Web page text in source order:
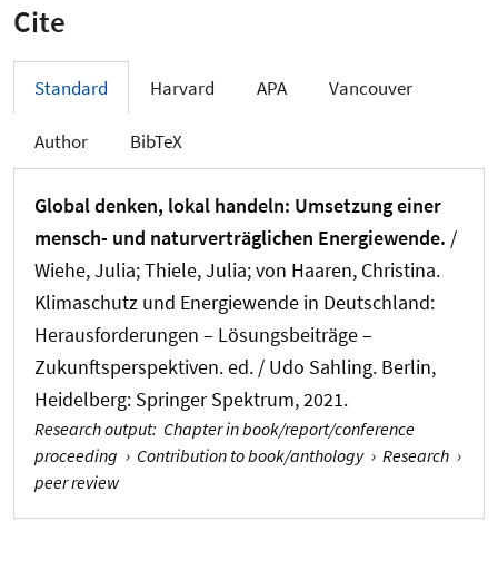
Cite
Standard Harvard APA Vancouver
Author BibTeX
Global denken, lokal handeln: Umsetzung einer
mensch- und naturverträglichen Energiewende. /
Wiehe, Julia; Thiele, Julia; von Haaren, Christina.
Klimaschutz und Energiewende in Deutschland:
Herausforderungen – Lösungsbeiträge –
Zukunftsperspektiven. ed. / Udo Sahling. Berlin,
Heidelberg: Springer Spektrum, 2021.
Research output: Chapter in book/report/conference
proceeding › Contribution to book/anthology › Research ›
peer review